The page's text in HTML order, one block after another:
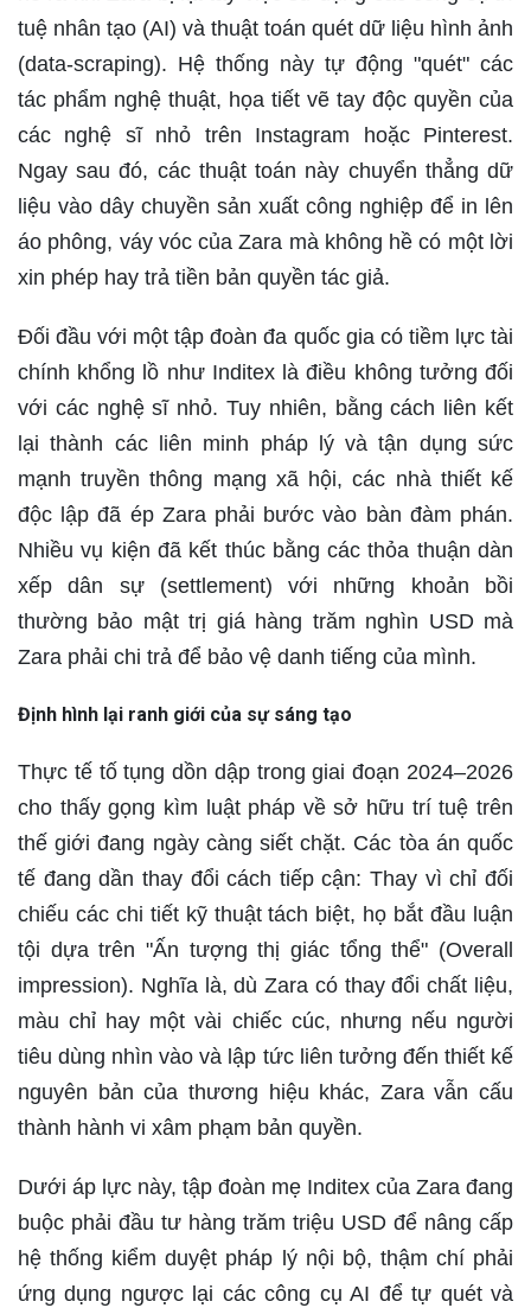
tuệ nhân tạo (AI) và thuật toán quét dữ liệu hình ảnh
(data-scraping). Hệ thống này tự động "quét" các
tác phẩm nghệ thuật, họa tiết vẽ tay độc quyền của
các nghệ sĩ nhỏ trên Instagram hoặc Pinterest.
Ngay sau đó, các thuật toán này chuyển thẳng dữ
liệu vào dây chuyền sản xuất công nghiệp để in lên
áo phông, váy vóc của Zara mà không hề có một lời
xin phép hay trả tiền bản quyền tác giả.
Đối đầu với một tập đoàn đa quốc gia có tiềm lực tài
chính khổng lồ như Inditex là điều không tưởng đối
với các nghệ sĩ nhỏ. Tuy nhiên, bằng cách liên kết
lại thành các liên minh pháp lý và tận dụng sức
mạnh truyền thông mạng xã hội, các nhà thiết kế
độc lập đã ép Zara phải bước vào bàn đàm phán.
Nhiều vụ kiện đã kết thúc bằng các thỏa thuận dàn
xếp dân sự (settlement) với những khoản bồi
thường bảo mật trị giá hàng trăm nghìn USD mà
Zara phải chi trả để bảo vệ danh tiếng của mình.
Định hình lại ranh giới của sự sáng tạo
Thực tế tố tụng dồn dập trong giai đoạn 2024–2026
cho thấy gọng kìm luật pháp về sở hữu trí tuệ trên
thế giới đang ngày càng siết chặt. Các tòa án quốc
tế đang dần thay đổi cách tiếp cận: Thay vì chỉ đối
chiếu các chi tiết kỹ thuật tách biệt, họ bắt đầu luận
tội dựa trên "Ấn tượng thị giác tổng thể" (Overall
impression). Nghĩa là, dù Zara có thay đổi chất liệu,
màu chỉ hay một vài chiếc cúc, nhưng nếu người
tiêu dùng nhìn vào và lập tức liên tưởng đến thiết kế
nguyên bản của thương hiệu khác, Zara vẫn cấu
thành hành vi xâm phạm bản quyền.
Dưới áp lực này, tập đoàn mẹ Inditex của Zara đang
buộc phải đầu tư hàng trăm triệu USD để nâng cấp
hệ thống kiểm duyệt pháp lý nội bộ, thậm chí phải
ứng dụng ngược lại các công cụ AI để tự quét và